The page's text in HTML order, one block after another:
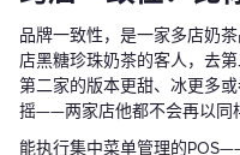
品牌一致性，是一家多店奶
店黑糖珍珠奶茶的客人，去
第二家的版本更甜、冰更多
摇——两家店他都不会再以同
能执行集中菜单管理的